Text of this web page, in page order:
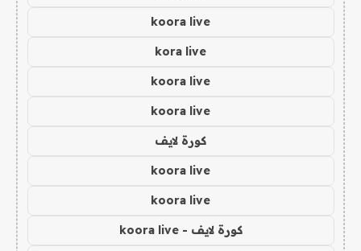
koora live
kora live
koora live
koora live
كورة لايف
koora live
koora live
كورة لايف - koora live